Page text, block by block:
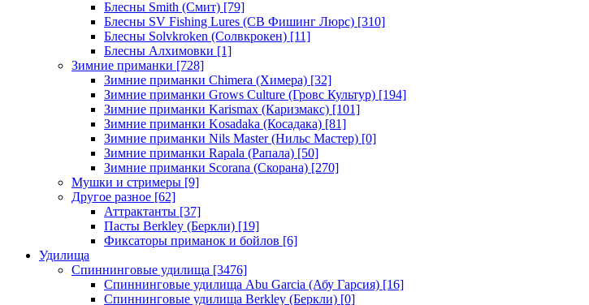
Блесны Smith (Смит) [79]
Блесны SV Fishing Lures (СВ Фишинг Люрс) [310]
Блесны Solvkroken (Солвкрокен) [11]
Блесны Алхимовки [1]
Зимние приманки [728]
Зимние приманки Chimera (Химера) [32]
Зимние приманки Grows Culture (Гровс Культур) [194]
Зимние приманки Karismax (Каризмакс) [101]
Зимние приманки Kosadaka (Косадака) [81]
Зимние приманки Nils Master (Нильс Мастер) [0]
Зимние приманки Rapala (Рапала) [50]
Зимние приманки Scorana (Скорана) [270]
Мушки и стримеры [9]
Другое разное [62]
Аттрактанты [37]
Пасты Berkley (Беркли) [19]
Фиксаторы приманок и бойлов [6]
Удилища
Спиннинговые удилища [3476]
Спиннинговые удилища Abu Garcia (Абу Гарсия) [16]
Спиннинговые удилища Berkley (Беркли) [0]